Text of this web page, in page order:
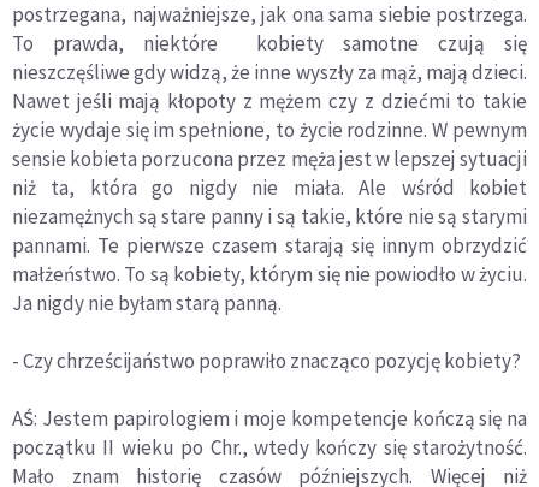
postrzegana, najważniejsze, jak ona sama siebie postrzega.
To prawda, niektóre kobiety samotne czują się
nieszczęśliwe gdy widzą, że inne wyszły za mąż, mają dzieci.
Nawet jeśli mają kłopoty z mężem czy z dziećmi to takie
życie wydaje się im spełnione, to życie rodzinne. W pewnym
sensie kobieta porzucona przez męża jest w lepszej sytuacji
niż ta, która go nigdy nie miała. Ale wśród kobiet
niezamężnych są stare panny i są takie, które nie są starymi
pannami. Te pierwsze czasem starają się innym obrzydzić
małżeństwo. To są kobiety, którym się nie powiodło w życiu.
Ja nigdy nie byłam starą panną.
- Czy chrześcijaństwo poprawiło znacząco pozycję kobiety?
AŚ: Jestem papirologiem i moje kompetencje kończą się na
początku II wieku po Chr., wtedy kończy się starożytność.
Mało znam historię czasów późniejszych. Więcej niż